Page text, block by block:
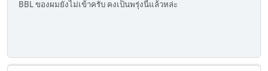
BBL ของผมยังไม่เข้าครับ คงเป็นพรุ่งนี้แล้วหล่ะ